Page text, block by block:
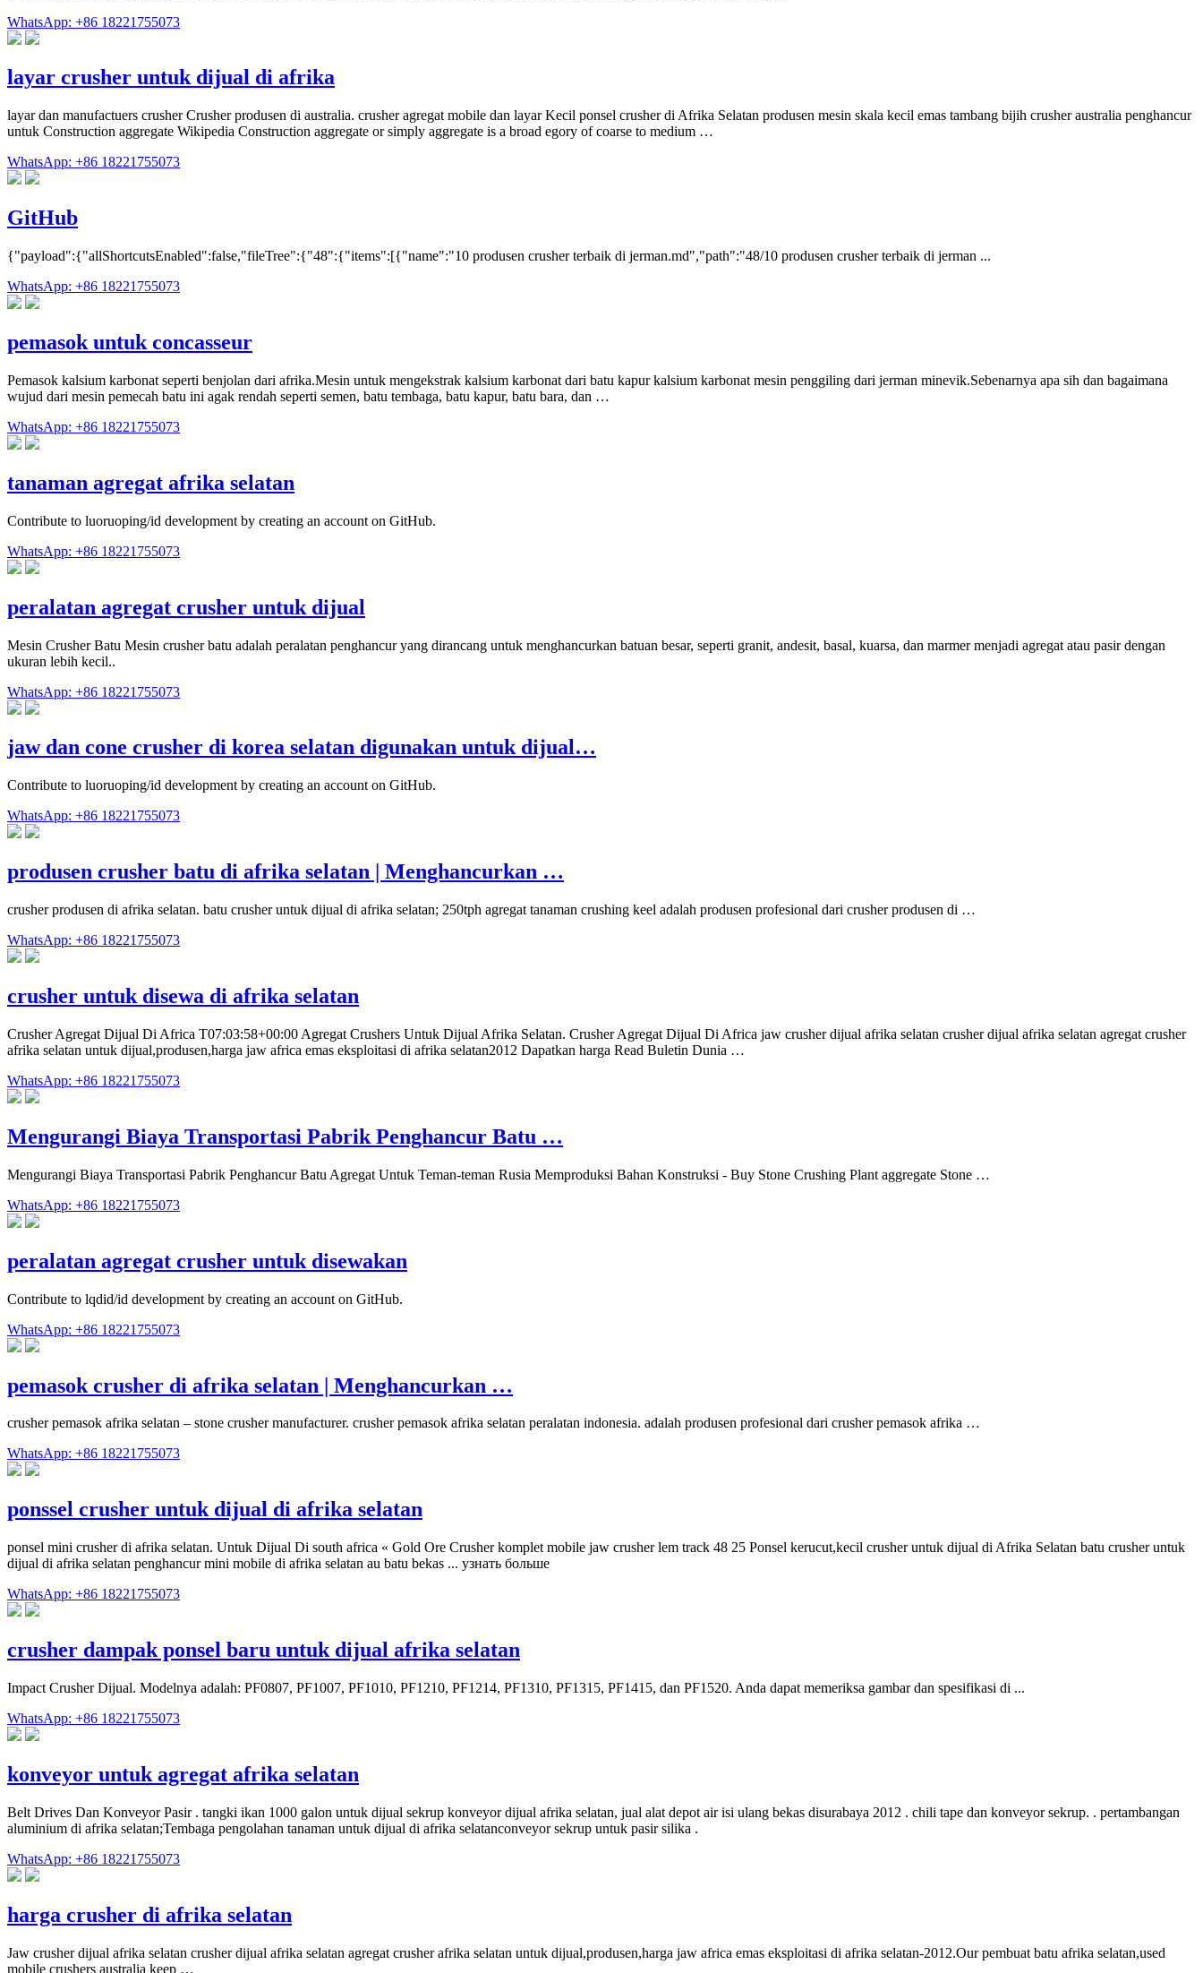
WhatsApp: +86 18221755073
layar crusher untuk dijual di afrika
layar dan manufactuers crusher Crusher produsen di australia. crusher agregat mobile dan layar Kecil ponsel crusher di Afrika Selatan produsen mesin skala kecil emas tambang bijih crusher australia penghancur
untuk Construction aggregate Wikipedia Construction aggregate or simply aggregate is a broad egory of coarse to medium …
WhatsApp: +86 18221755073
GitHub
{"payload":{"allShortcutsEnabled":false,"fileTree":{"48":{"items":[{"name":"10 produsen crusher terbaik di jerman.md","path":"48/10 produsen crusher terbaik di jerman ...
WhatsApp: +86 18221755073
pemasok untuk concasseur
Pemasok kalsium karbonat seperti benjolan dari afrika.Mesin untuk mengekstrak kalsium karbonat dari batu kapur kalsium karbonat mesin penggiling dari jerman minevik.Sebenarnya apa sih dan bagaimana
wujud dari mesin pemecah batu ini agak rendah seperti semen, batu tembaga, batu kapur, batu bara, dan …
WhatsApp: +86 18221755073
tanaman agregat afrika selatan
Contribute to luoruoping/id development by creating an account on GitHub.
WhatsApp: +86 18221755073
peralatan agregat crusher untuk dijual
Mesin Crusher Batu Mesin crusher batu adalah peralatan penghancur yang dirancang untuk menghancurkan batuan besar, seperti granit, andesit, basal, kuarsa, dan marmer menjadi agregat atau pasir dengan
ukuran lebih kecil..
WhatsApp: +86 18221755073
jaw dan cone crusher di korea selatan digunakan untuk dijual…
Contribute to luoruoping/id development by creating an account on GitHub.
WhatsApp: +86 18221755073
produsen crusher batu di afrika selatan | Menghancurkan …
crusher produsen di afrika selatan. batu crusher untuk dijual di afrika selatan; 250tph agregat tanaman crushing keel adalah produsen profesional dari crusher produsen di …
WhatsApp: +86 18221755073
crusher untuk disewa di afrika selatan
Crusher Agregat Dijual Di Africa T07:03:58+00:00 Agregat Crushers Untuk Dijual Afrika Selatan. Crusher Agregat Dijual Di Africa jaw crusher dijual afrika selatan crusher dijual afrika selatan agregat crusher
afrika selatan untuk dijual,produsen,harga jaw africa emas eksploitasi di afrika selatan2012 Dapatkan harga Read Buletin Dunia …
WhatsApp: +86 18221755073
Mengurangi Biaya Transportasi Pabrik Penghancur Batu …
Mengurangi Biaya Transportasi Pabrik Penghancur Batu Agregat Untuk Teman-teman Rusia Memproduksi Bahan Konstruksi - Buy Stone Crushing Plant aggregate Stone …
WhatsApp: +86 18221755073
peralatan agregat crusher untuk disewakan
Contribute to lqdid/id development by creating an account on GitHub.
WhatsApp: +86 18221755073
pemasok crusher di afrika selatan | Menghancurkan …
crusher pemasok afrika selatan – stone crusher manufacturer. crusher pemasok afrika selatan peralatan indonesia. adalah produsen profesional dari crusher pemasok afrika …
WhatsApp: +86 18221755073
ponssel crusher untuk dijual di afrika selatan
ponsel mini crusher di afrika selatan. Untuk Dijual Di south africa « Gold Ore Crusher komplet mobile jaw crusher lem track 48 25 Ponsel kerucut,kecil crusher untuk dijual di Afrika Selatan batu crusher untuk
dijual di afrika selatan penghancur mini mobile di afrika selatan au batu bekas ... узнать больше
WhatsApp: +86 18221755073
crusher dampak ponsel baru untuk dijual afrika selatan
Impact Crusher Dijual. Modelnya adalah: PF0807, PF1007, PF1010, PF1210, PF1214, PF1310, PF1315, PF1415, dan PF1520. Anda dapat memeriksa gambar dan spesifikasi di ...
WhatsApp: +86 18221755073
konveyor untuk agregat afrika selatan
Belt Drives Dan Konveyor Pasir . tangki ikan 1000 galon untuk dijual sekrup konveyor dijual afrika selatan, jual alat depot air isi ulang bekas disurabaya 2012 . chili tape dan konveyor sekrup. . pertambangan
aluminium di afrika selatan;Tembaga pengolahan tanaman untuk dijual di afrika selatanconveyor sekrup untuk pasir silika .
WhatsApp: +86 18221755073
harga crusher di afrika selatan
Jaw crusher dijual afrika selatan crusher dijual afrika selatan agregat crusher afrika selatan untuk dijual,produsen,harga jaw africa emas eksploitasi di afrika selatan-2012.Our pembuat batu afrika selatan,used
mobile crushers australia keep …